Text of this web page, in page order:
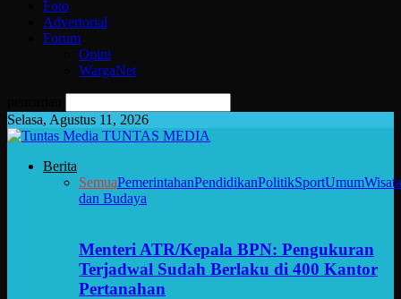
Foto
Advertorial
Forum
Opini
WargaNet
Selasa, Agustus 11, 2026
TUNTAS MEDIA
Berita
SemuaPemerintahanPendidikanPolitikSportUmumWisata
dan Budaya
Menteri ATR/Kepala BPN: Pengukuran
Terjadwal Sudah Berlaku di 400 Kantor
Pertanahan